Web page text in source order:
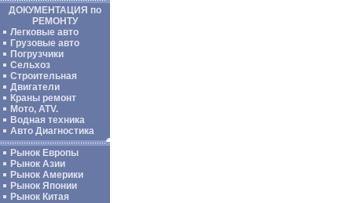
ДОКУМЕНТАЦИЯ по
РЕМОНТУ
Легковые авто
Грузовые авто
Погрузчики
Сельхоз
Строительная
Двигатели
Краны ремонт
Мото, ATV.
Водная техника
Авто Диагностика
Рынок Европы
Рынок Азии
Рынок Америки
Рынок Японии
Рынок Китая